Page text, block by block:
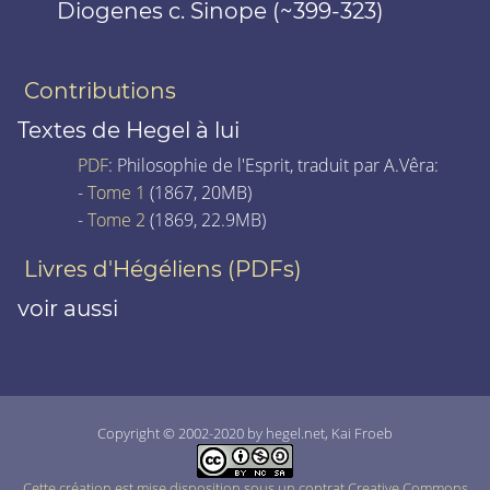
Diogenes c. Sinope (~399-323)
Contributions
Textes de Hegel à lui
PDF: Philosophie de l'Esprit, traduit par A.Vêra:
-Tome 1 (1867, 20MB)
-Tome 2 (1869, 22.9MB)
Livres d'Hégéliens (PDFs)
voir aussi
Copyright © 2002-2020 by hegel.net, Kai Froeb